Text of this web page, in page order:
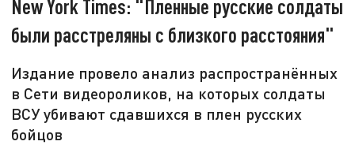
New York Times: "Пленные русские солдаты
были расстреляны с близкого расстояния"
Издание провело анализ распространённых
в Сети видеороликов, на которых солдаты
ВСУ убивают сдавшихся в плен русских
бойцов